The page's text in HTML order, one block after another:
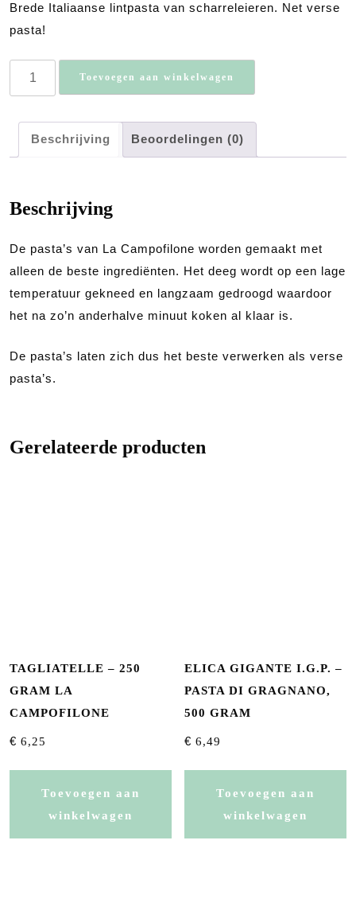
Brede Italiaanse lintpasta van scharreleieren. Net verse
pasta!
GRAM
Toevoegen aan winkelwagen
Beschrijving Beoordelingen (0)
Beschrijving
De pasta’s van La Campofilone worden gemaakt met
alleen de beste ingrediënten. Het deeg wordt op een lage
temperatuur gekneed en langzaam gedroogd waardoor
het na zo’n anderhalve minuut koken al klaar is.
De pasta’s laten zich dus het beste verwerken als verse
pasta’s.
Gerelateerde producten
TAGLIATELLE – 250
GRAM LA
CAMPOFILONE
€ 6,25
Toevoegen aan
winkelwagen
ELICA GIGANTE I.G.P. –
PASTA DI GRAGNANO,
500 GRAM
€ 6,49
Toevoegen aan
winkelwagen